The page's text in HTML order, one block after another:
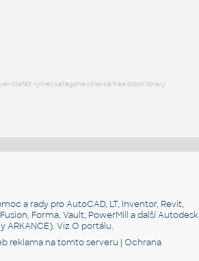
stafáž výkres kategorie kolekce free block library
a rady pro AutoCAD, LT, Inventor, Revit,
Fusion, Forma, Vault, PowerMill a další Autodesk
ARKANCE). VizO portálu.
reklama na tomto serveru |Ochrana